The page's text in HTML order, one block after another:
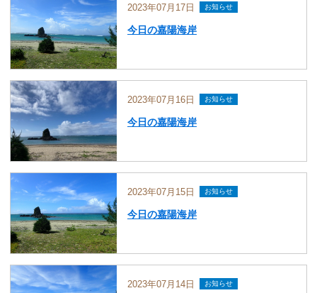
2023年07月17日 お知らせ
今日の嘉陽海岸
2023年07月16日 お知らせ
今日の嘉陽海岸
2023年07月15日 お知らせ
今日の嘉陽海岸
2023年07月14日 お知らせ